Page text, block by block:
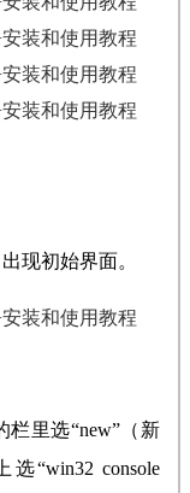
现初始界面。
栏里选“new”（新
“win32 console